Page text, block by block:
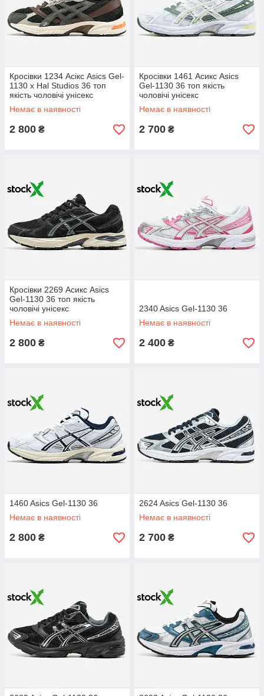
Кросівки 1234 Асікс Asics Gel-
1130 x Hal Studios 36 топ
якість чоловічі унісекс
Немає в наявності
2 800 ₴
Кросівки 1461 Асикс Asics
Gel-1130 36 топ якість
чоловічі унісекс
Немає в наявності
2 700 ₴
Кросівки 2269 Асикс Asics
Gel-1130 36 топ якість
чоловічі унісекс
Немає в наявності
2 800 ₴
2340 Asics Gel-1130 36
Немає в наявності
2 400 ₴
1460 Asics Gel-1130 36
Немає в наявності
2 800 ₴
2624 Asics Gel-1130 36
Немає в наявності
2 700 ₴